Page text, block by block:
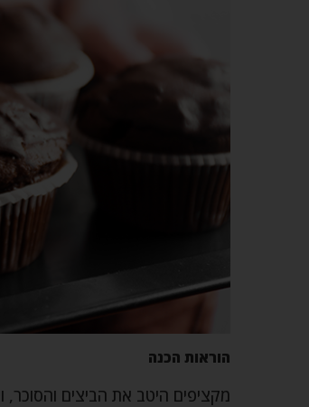
הוראות הכנה
מקציפים היטב את הביצים והסוכר,